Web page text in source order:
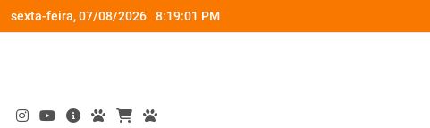
Skip
to
sexta-feira, 07/08/2026 8:19:03 PM
ao diabetes